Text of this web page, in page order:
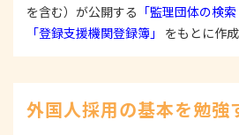
3. 苦情および相談等に対する適
本人からの苦情および相談があっ
示、訂正、削除、または利用も
を求められたときは、適法かつ遅
を含む）が公開する 「監理団体の検
「登録支援機関登録簿」
をもとに作
外国人採用の基本を勉強